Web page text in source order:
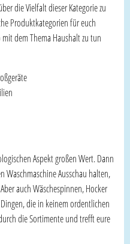
die Vielfalt dieser Kategorie zu
Produktkategorien für euch
dem Thema Haushalt zu tun
Aspekt großen Wert. Dann
Waschmaschine Ausschau halten,
auch Wäschespinnen, Hocker
die in keinem ordentlichen
die Sortimente und trefft eure